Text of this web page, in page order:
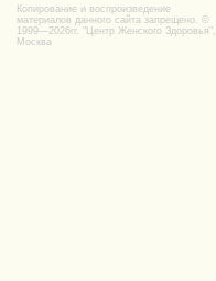
Копирование и воспроизведение
материалов данного сайта запрещено. ©
1999—2026гг. "Центр Женского Здоровья",
Москва